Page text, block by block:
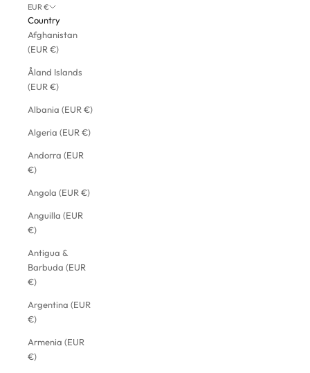
EUR €
Country
Afghanistan
(EUR €)
Åland Islands
(EUR €)
Albania (EUR €)
Algeria (EUR €)
Andorra (EUR
€)
Angola (EUR €)
Anguilla (EUR
€)
Antigua &
Barbuda (EUR
€)
Argentina (EUR
€)
Armenia (EUR
€)